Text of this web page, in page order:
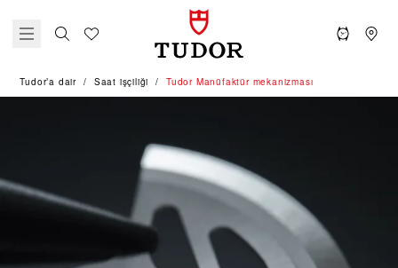
Tudor’a dair Saat işçiliği Tudor Manüfaktür mekanizması